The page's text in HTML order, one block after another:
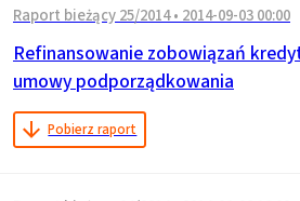
Raport bieżący 25/2014 • 2014-09-03 00:00
Refinansowanie zobowiązań
umowy podporządkowania
Pobierz raport